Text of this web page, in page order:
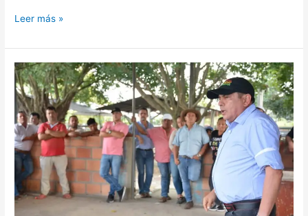
Leer más »
Planta
de
beneficio
animal
en
Yopal
retomará
labores
en
febrero